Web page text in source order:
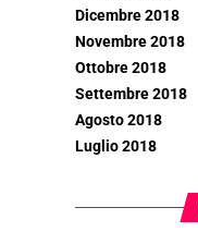
Dicembre 2018
Novembre 2018
Ottobre 2018
Settembre 2018
Agosto 2018
Luglio 2018